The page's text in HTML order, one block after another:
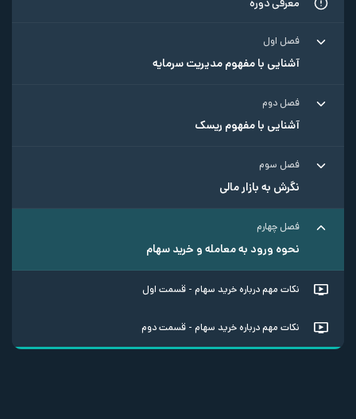
معرفی دوره
فصل اول
آشنایی با مفهوم مدیریت سرمایه
فصل دوم
آشنایی با مفهوم ریسک
فصل سوم
نگرش به بازار مالی
فصل چهارم
نحوه ورود به معامله و خرید سهام
نکات مهم درباره خرید سهام - قسمت اول
نکات مهم درباره خرید سهام - قسمت دوم